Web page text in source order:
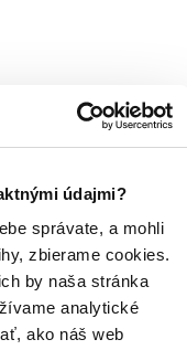
údajmi?
správate, a mohli
zbierame cookies.
by naša stránka
analytické
ako náš web
12
9
124